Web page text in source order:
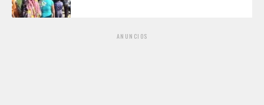
ANUNCIOS